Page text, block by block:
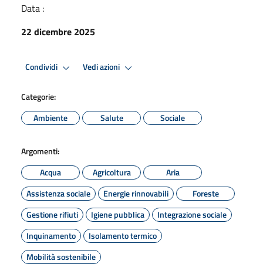
Data :
22 dicembre 2025
Condividi Vedi azioni
Categorie:
Ambiente
Salute Sociale
Argomenti:
Acqua
Agricoltura
Aria
Assistenza sociale
Energie rinnovabili
Foreste
Gestione rifiuti
Igiene pubblica
Integrazione sociale
Inquinamento
Isolamento termico
Mobilità sostenibile